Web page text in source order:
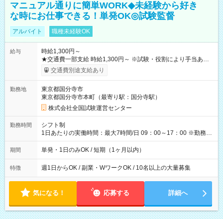
マニュアル通りに簡単WORK◆未経験から好き
な時にお仕事できる！単発OK◎試験監督
アルバイト 職種未経験OK
給与
時給1,300円～
★交通費一部支給 時給1,300円～ ※試験・役割により手当あり
※勤務回数により昇給あり 【即給（前払い）オプションあ
り！】 希望される場合、勤務から1週間ほどで給与の一部を受け
例】 ・河合塾模擬試験 8:30～17:30（休憩1時間） 時給1,300円
×8時間＝日収10,400円＋交通費 ※当日の役割により時給＋100
円の場合あり ・国家試験 7:00～13:30（休憩なし） 時給1,300
円（役割手当＋100円）×6時間＝日収8,400円＋交通費 【試用期
間】試用期間なし
交通費別途支給あり
勤務地
東京都国分寺市
東京都国分寺市本町（最寄り駅：国分寺駅）
株式会社全国試験運営センター
勤務時間
シフト制
1日あたりの実働時間：最大7時間/日 09：00～17：00 ※勤務時
間は 試験により異なります。
期間 単発・1日のみOK / 短期（1ヶ月以内）
特徴 週1日からOK / 副業・WワークOK / 10名以上の大量募集
気になる！ 応募する 詳細へ